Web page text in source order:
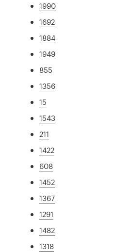
1990
1692
1884
1949
855
1356
15
1543
211
1422
608
1452
1367
1291
1482
1318